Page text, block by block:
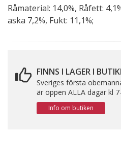
Råmaterial: 14,0%, Råfett:
aska 7,2%, Fukt: 11,1%;
FINNS I LAGER I
Sveriges första
är öppen ALLA dagar kl
Info om butiken